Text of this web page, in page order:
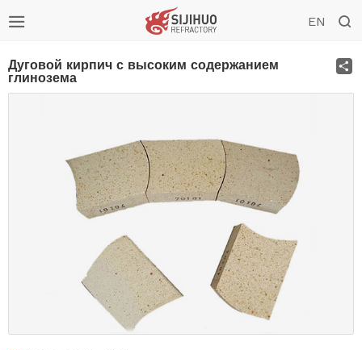
 EN 
Дуговой кирпич с высоким содержанием
глинозема